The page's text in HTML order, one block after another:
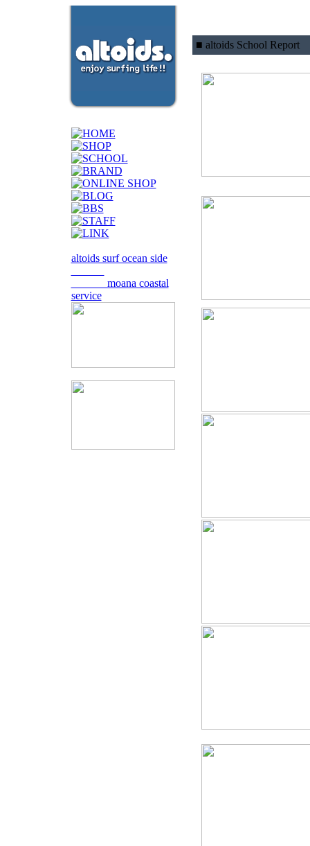
altoids surf ocean side
moana coastal
service
■ altoids School Report